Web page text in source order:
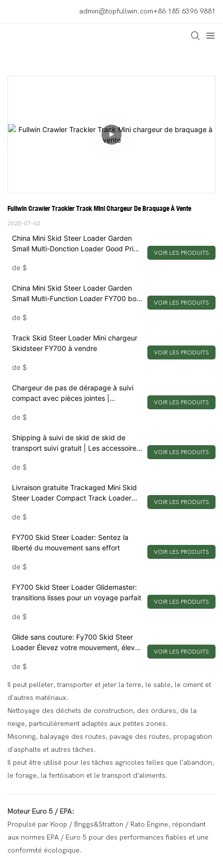
admin@topfullwin.com+86 185 6396 9881
Fullwin Crawler Trackler Track Mini Chargeur De Braquage À Vente
2025-07-02
China Mini Skid Steer Loader Garden
Small Multi-Donction Loader Good Prix
de $
VOIR LES PRODUITS
China Mini Skid Steer Loader Garden
Small Multi-Function Loader FY700 bon
de $
VOIR LES PRODUITS
Track Skid Steer Loader Mini chargeur
Skidsteer FY700 à vendre
de $
VOIR LES PRODUITS
Chargeur de pas de dérapage à suivi
compact avec pièces jointes |
de $
VOIR LES PRODUITS
Shipping à suivi de skid de skid de
transport suivi gratuit | Les accessoires
de $
VOIR LES PRODUITS
Livraison gratuite Trackaged Mini Skid
Steer Loader Compact Track Loader
de $
VOIR LES PRODUITS
FY700 Skid Steer Loader: Sentez la
liberté du mouvement sans effort
de $
VOIR LES PRODUITS
FY700 Skid Steer Loader Glidemaster:
transitions lisses pour un voyage parfait
de $
VOIR LES PRODUITS
Glide sans couture: Fy700 Skid Steer
Loader Élevez votre mouvement, élevez
de $
VOIR LES PRODUITS
Il peut pelleter, transporter et jeter la terre, le sable, le ciment et
d'autres matériaux.
Nettoyage des déchets de construction, des ordures, de la
neige, particulièrement adaptés aux petites zones.
Misoning, balayage des routes, pavage des routes, propagation
d'asphalte et autres tâches.
Il peut être utilisé pour les tâches agricoles telles que l'abandon,
le forage, la fertilisation et le transport d'aliments.
Moteur Euro 5 / EPA:
Propulsé par Koop / Briggs&Stratton / Rato Engine, répondant
aux normes EPA / Euro 5 pour des performances fiables et une
conformité écologique.